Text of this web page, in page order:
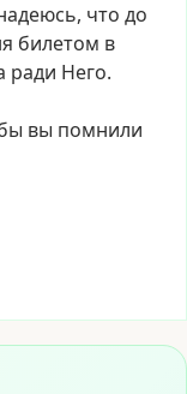
что до
билетом в
ради Него.
вы помнили